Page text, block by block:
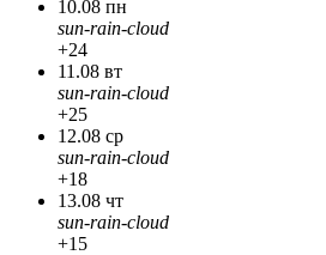
10.08 пн
sun-rain-cloud
+24
11.08 вт
sun-rain-cloud
+25
12.08 ср
sun-rain-cloud
+18
13.08 чт
sun-rain-cloud
+15